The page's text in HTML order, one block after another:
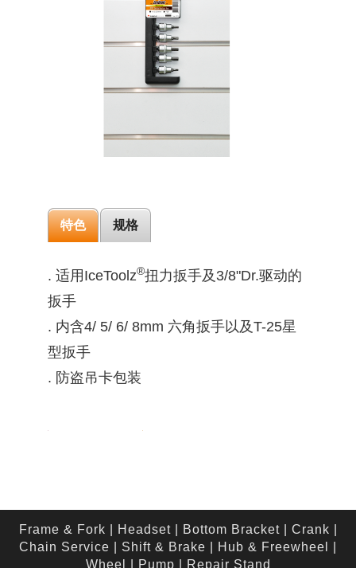
特色 规格
. 适用IceToolz®扭力扳手及3/8"Dr.驱动的
扳手
. 内含4/ 5/ 6/ 8mm 六角扳手以及T-25星
型扳手
. 防盗吊卡包装
Frame & Fork Headset| Bottom Bracket| Crank
Chain Service
Shift & Brake Hub & Freewheel
Wheel
Pump Repair Stand